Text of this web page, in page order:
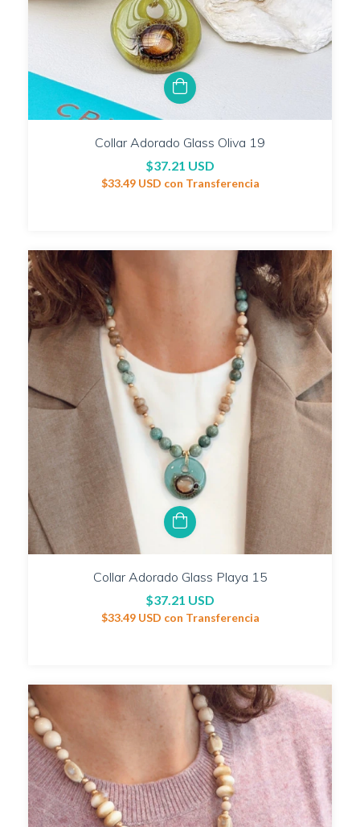
Collar Adorado Glass Oliva 19
$37.21 USD
$33.49 USD con Transferencia
Collar Adorado Glass Playa 15
$37.21 USD
$33.49 USD con Transferencia